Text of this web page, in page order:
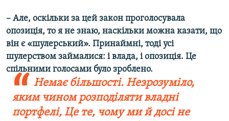
– Але, оскільки за цей закон проголосувала
опозиція, то я не знаю, наскільки можна казати, що
він є «шулерський». Принаймні, тоді усі
шулерством займалися: і влада, і опозиція. Це
спільними голосами було зроблено.
Немає більшості. Незрозуміло,
яким чином розподіляти владні
портфелі, Це те, чому ми й досі не